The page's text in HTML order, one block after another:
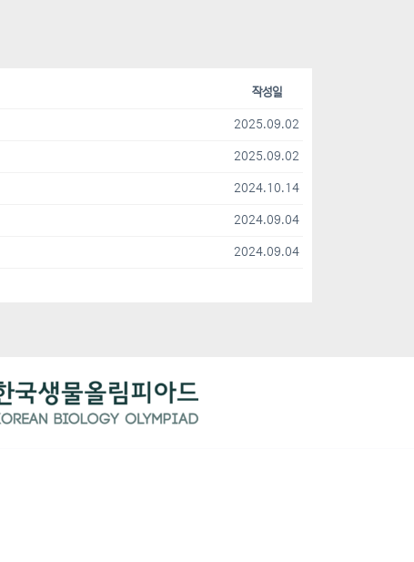
작성일
2025.09.02
2025.09.02
2024.10.14
2024.09.04
2024.09.04